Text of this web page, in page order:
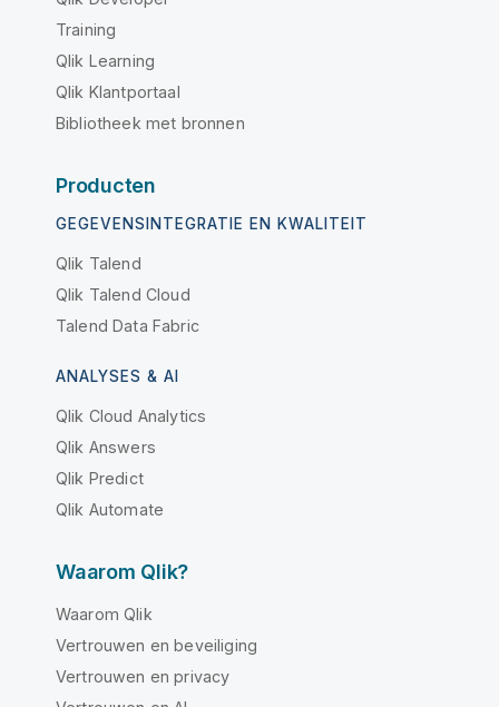
Training
Qlik Learning
Qlik Klantportaal
Bibliotheek met bronnen
Producten
GEGEVENSINTEGRATIE EN KWALITEIT
Qlik Talend
Qlik Talend Cloud
Talend Data Fabric
ANALYSES & AI
Qlik Cloud Analytics
Qlik Answers
Qlik Predict
Qlik Automate
Waarom Qlik?
Waarom Qlik
Vertrouwen en beveiliging
Vertrouwen en privacy